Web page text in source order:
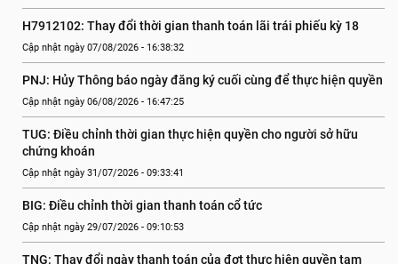
H7912102: Thay đổi thời gian thanh toán lãi trái phiếu kỳ 18
Cập nhật ngày 07/08/2026 - 16:38:32
PNJ: Hủy Thông báo ngày đăng ký cuối cùng để thực hiện quyền
Cập nhật ngày 06/08/2026 - 16:47:25
TUG: Điều chỉnh thời gian thực hiện quyền cho người sở hữu
chứng khoán
Cập nhật ngày 31/07/2026 - 09:33:41
BIG: Điều chỉnh thời gian thanh toán cổ tức
Cập nhật ngày 29/07/2026 - 09:10:53
TNG: Thay đổi ngày thanh toán của đợt thực hiện quyền tạm